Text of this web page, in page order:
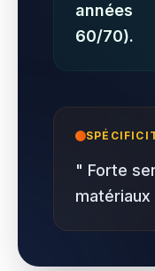
années
60/70).
" Forte
matériaux